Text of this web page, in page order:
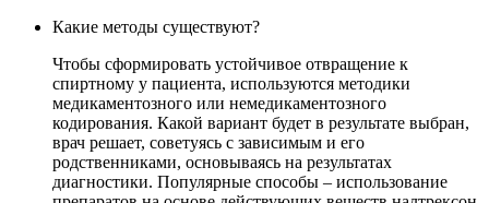
Какие методы существуют?
Чтобы сформировать устойчивое отвращение к
спиртному у пациента, используются методики
медикаментозного или немедикаментозного
кодирования. Какой вариант будет в результате выбран,
врач решает, советуясь с зависимым и его
родственниками, основываясь на результатах
диагностики. Популярные способы – использование